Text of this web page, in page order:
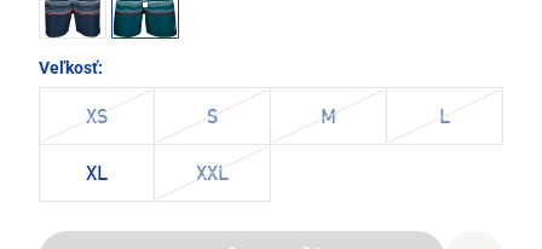
Veľkosť:
XS S M L
XL XXL